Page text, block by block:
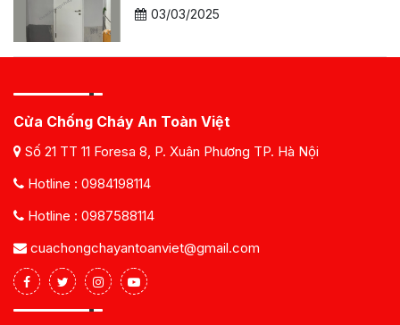
03/03/2025
Cửa Chống Cháy An Toàn Việt
Số 21 TT 11 Foresa 8, P. Xuân Phương TP. Hà Nội
Hotline : 0984198114
Hotline : 0987588114
cuachongchayantoanviet@gmail.com